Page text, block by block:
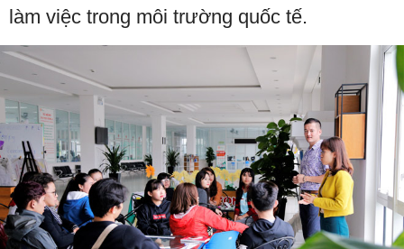
làm việc trong môi trường quốc tế.